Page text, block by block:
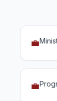
💼
💼